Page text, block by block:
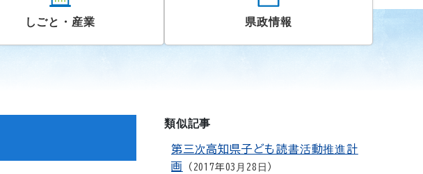
しごと・産業 県政情報
類似記事
第三次高知県子ども読書活動推進計
画
2017年03月28日